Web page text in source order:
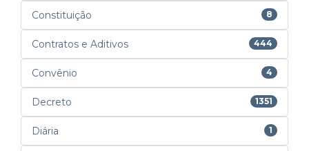
Constituição 8
Contratos e Aditivos 444
Convênio 4
Decreto 1351
Diária 1